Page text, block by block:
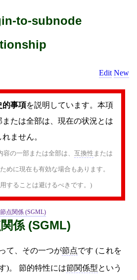
to-subnode
Edit New
的事項を説明しています。本項
たは全部は、現在の状況とは
ません。
容の一部または全部は、 互換性 または
めに現在も有効な場合もあります。
することは避けるべきです。)
点関係 (SGML)
係 (SGML)
て、その一つが節点です (これを
)。 節的特性には節関係型という